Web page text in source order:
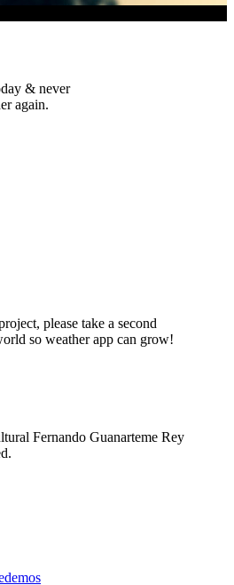
& never
again.
please take a second
so weather app can grow!
Fernando Guanarteme Rey